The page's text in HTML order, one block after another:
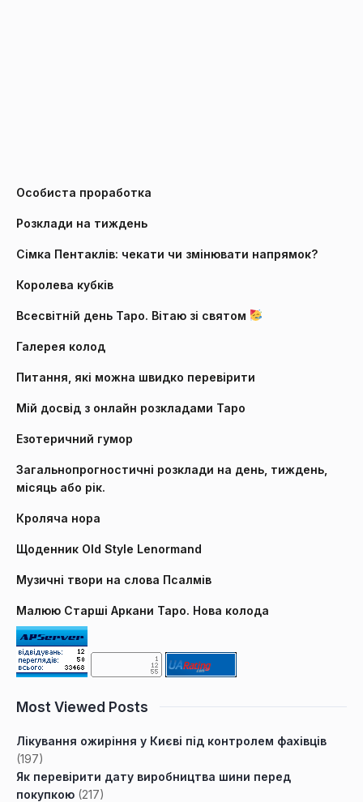
Особиста проработка
Розклади на тиждень
Сімка Пентаклів: чекати чи змінювати напрямок?
Королева кубків
Всесвітній день Таро. Вітаю зі святом
Галерея колод
Питання, які можна швидко перевірити
Мій досвід з онлайн розкладами Таро
Езотеричний гумор
Загальнопрогностичні розклади на день, тиждень,
місяць або рік.
Кроляча нора
Щоденник Old Style Lenormand
Музичні твори на слова Псалмів
Малюю Старші Аркани Таро. Нова колода
Most Viewed Posts
Лікування ожиріння у Києві під контролем фахівців
(197)
Як перевірити дату виробництва шини перед
покупкою (217)